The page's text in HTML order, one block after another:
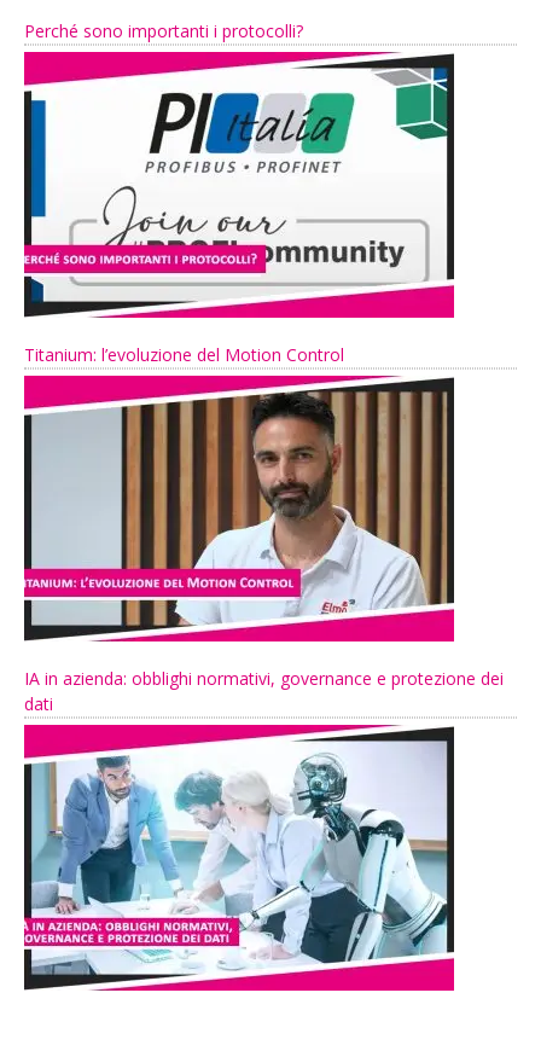
Perché sono importanti i protocolli?
Titanium: l’evoluzione del Motion Control
IA in azienda: obblighi normativi, governance e protezione dei
dati